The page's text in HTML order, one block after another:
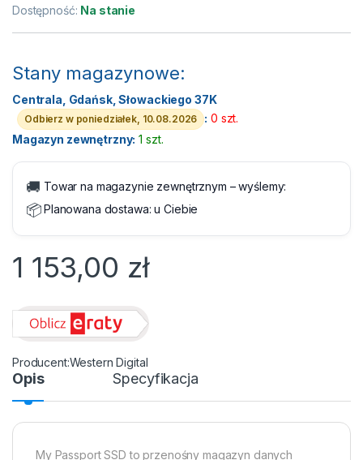
Dostępność: Na stanie
Stany magazynowe:
Centrala, Gdańsk, Słowackiego 37K
Odbierz w poniedziałek, 10.08.2026 : 0 szt.
Magazyn zewnętrzny: 1 szt.
🚚 Towar na magazynie zewnętrznym – wyślemy:
📦Planowana dostawa:u Ciebie
1 153,00 zł
Western Digital
Opis Specyfikacja
My Passport SSD to przenośny magazyn danych